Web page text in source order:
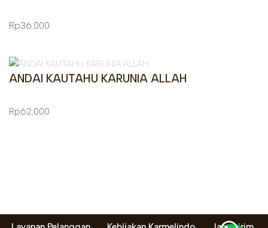
Rp36.000
ANDAI KAUTAHU KARUNIA ALLAH
Rp62.000